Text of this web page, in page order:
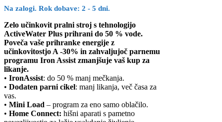
Na zalogi. Rok dobave: 2 - 5 dni.
Zelo učinkovit pralni stroj s tehnologijo
ActiveWater Plus prihrani do 50 % vode.
Poveča vaše prihranke energije z
učinkovitostjo A -30% in zahvaljujoč parnemu
programu Iron Assist zmanjšuje vaš kup za
likanje.
• IronAssist: do 50 % manj mečkanja.
• Dodaten parni cikel: manj likanja, več časa za
vas.
• Mini Load – program za eno samo oblačilo.
• Home Connect: hišni aparati s pametno